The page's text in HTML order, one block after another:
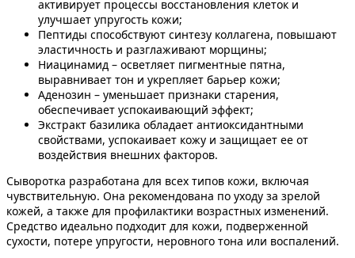
активирует процессы восстановления клеток и
улучшает упругость кожи;
Пептиды способствуют синтезу коллагена, повышают
эластичность и разглаживают морщины;
Ниацинамид – осветляет пигментные пятна,
выравнивает тон и укрепляет барьер кожи;
Аденозин – уменьшает признаки старения,
обеспечивает успокаивающий эффект;
Экстракт базилика обладает антиоксидантными
свойствами, успокаивает кожу и защищает ее от
воздействия внешних факторов.
Сыворотка разработана для всех типов кожи, включая
чувствительную. Она рекомендована по уходу за зрелой
кожей, а также для профилактики возрастных изменений.
Средство идеально подходит для кожи, подверженной
сухости, потере упругости, неровного тона или воспалений.